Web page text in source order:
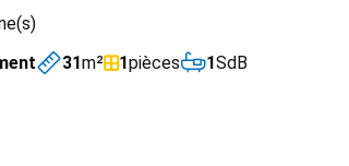
31m² 1pièces 1SdB